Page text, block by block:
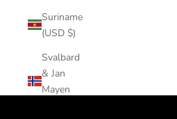
Suriname
(USD $)
Svalbard
& Jan
Mayen